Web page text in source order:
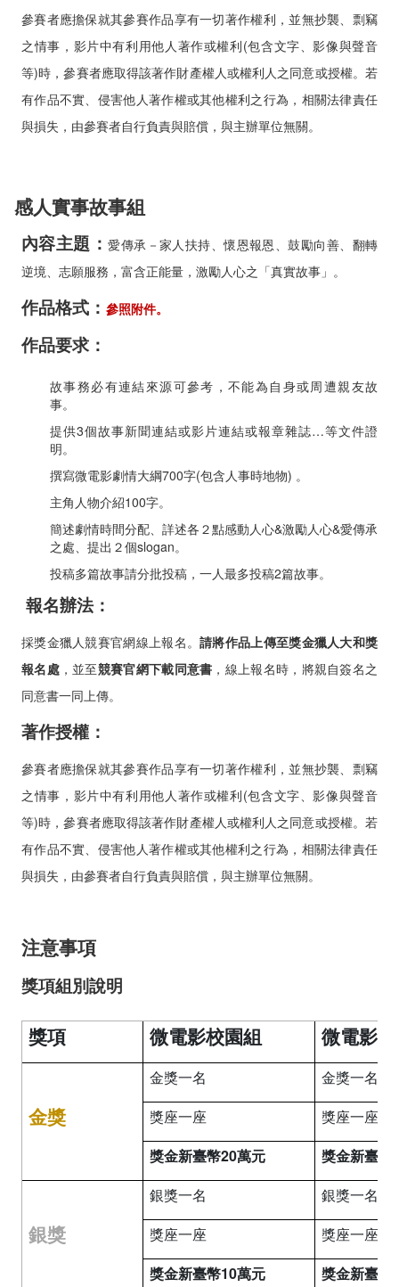
參賽者應擔保就其參賽作品享有一切著作權利，並無抄襲、剽竊
之情事，影片中有利用他人著作或權利(包含文字、影像與聲音
等)時，參賽者應取得該著作財產權人或權利人之同意或授權。若
有作品不實、侵害他人著作權或其他權利之行為，相關法律責任
與損失，由參賽者自行負責與賠償，與主辦單位無關。
感人實事故事組
內容主題：愛傳承－家人扶持、懷恩報恩、鼓勵向善、翻轉
逆境、志願服務，富含正能量，激勵人心之「真實故事」。
作品格式： 參照附件。
作品要求：
故事務必有連結來源可參考，不能為自身或周遭親友故
事。
提供3個故事新聞連結或影片連結或報章雜誌…等文件證
明。
撰寫微電影劇情大綱700字(包含人事時地物) 。
主角人物介紹100字。
簡述劇情時間分配、詳述各２點感動人心&激勵人心&愛傳承
之處、提出２個slogan。
投稿多篇故事請分批投稿，一人最多投稿2篇故事。
報名辦法：
採獎金獵人競賽官網線上報名。請將作品上傳至獎金獵人大和獎
報名處，並至競賽官網下載同意書 ，線上報名時，將親自簽名之
同意書一同上傳。
著作授權：
參賽者應擔保就其參賽作品享有一切著作權利，並無抄襲、剽竊
之情事，影片中有利用他人著作或權利(包含文字、影像與聲音
等)時，參賽者應取得該著作財產權人或權利人之同意或授權。若
有作品不實、侵害他人著作權或其他權利之行為，相關法律責任
與損失，由參賽者自行負責與賠償，與主辦單位無關。
注意事項
獎項組別說明
獎項 微電影校園組 微電影
金獎
金獎一名
金獎一名
獎座一座
獎座一座
獎金新臺幣20萬元
獎金新臺幣
銀獎
銀獎一名
銀獎一名
獎座一座
獎座一座
獎金新臺幣10萬元
獎金新臺幣